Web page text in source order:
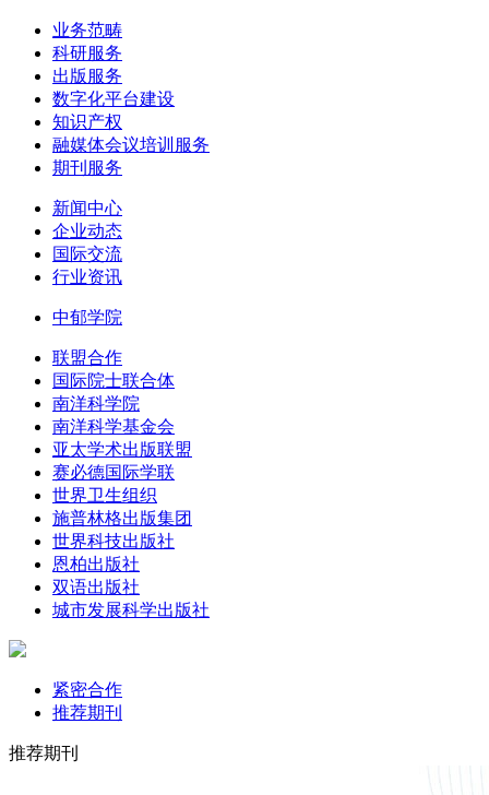
业务范畴
科研服务
出版服务
数字化平台建设
知识产权
融媒体会议培训服务
期刊服务
新闻中心
企业动态
国际交流
行业资讯
中郁学院
联盟合作
国际院士联合体
南洋科学院
南洋科学基金会
亚太学术出版联盟
赛必德国际学联
世界卫生组织
施普林格出版集团
世界科技出版社
恩柏出版社
双语出版社
城市发展科学出版社
紧密合作
推荐期刊
推荐期刊